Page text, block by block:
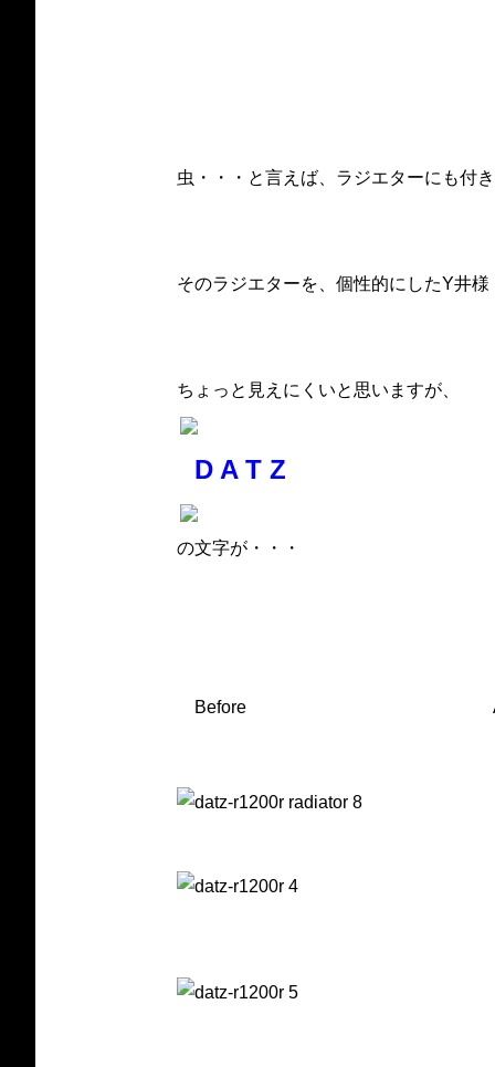
虫・・・と言えば、ラジエターにも付
そのラジエターを、個性的にしたY井様
ちょっと見えにくいと思いますが、
D A T Z
の文字が・・・
Before